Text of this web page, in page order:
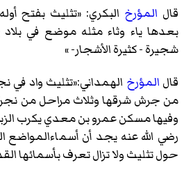
قال المؤرخ البكري: «تثليث بفتح
بعدها ياء وثاء مثله موضع في
شجيرة - كثيرة الأشجار-»
قال المؤرخ الهمداني:«تثليث واد في
من جرش شرقها وثلاث مراحل من
وفيها مسكن عمرو بن معدي يكرب
رضي الله عنه يجد أن
حول تثليث ولا تزال تعرف بأسمائها